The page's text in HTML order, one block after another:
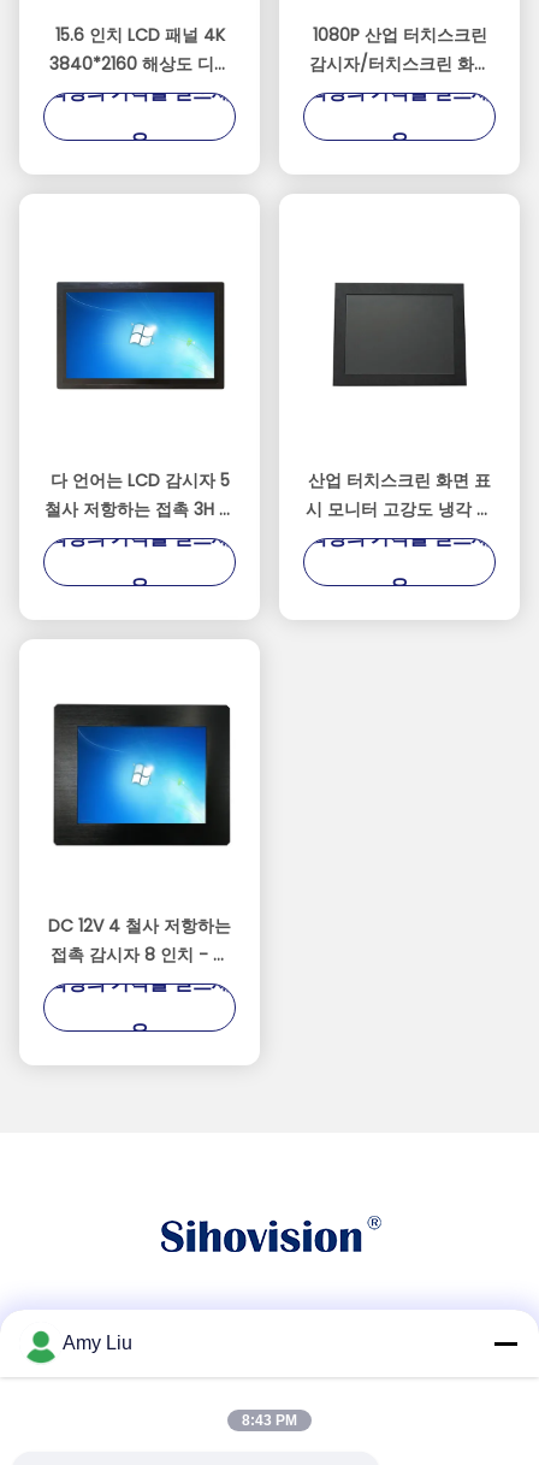
15.6 인치 LCD 패널 4K
3840*2160 해상도 디스
플레이 1000 Nits 터치스
최상의 가격을 얻으세
요
1080P 산업 터치스크린
감시자/터치스크린 화면
표시 모니터 지원 나무 딸
최상의 가격을 얻으세
요
다 언어는 LCD 감시자 5
철사 저항하는 접촉 3H 표
면 경도를 방수 처리합니
최상의 가격을 얻으세
요
산업 터치스크린 화면 표
시 모니터 고강도 냉각 압
연된 강철 물자
최상의 가격을 얻으세
요
DC 12V 4 철사 저항하는
접촉 감시자 8 인치 - 높
은 광도 넓은 화각
최상의 가격을 얻으세
요
Amy Liu
8:43 PM